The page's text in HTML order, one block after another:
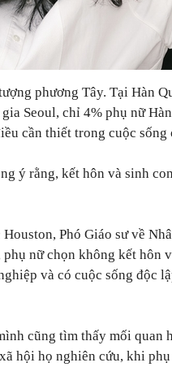
phương Tây. Tại Hàn
Seoul, chỉ 4% phụ nữ
cần thiết trong cuộc sống
ý rằng, kết hôn và sinh
Phó Giáo sư về
phụ nữ chọn không kết
và có cuộc sống độc
cũng tìm thấy mối quan
hội họ nghiên cứu, khi